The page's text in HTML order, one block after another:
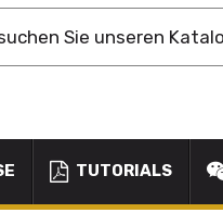
TUTORIALS